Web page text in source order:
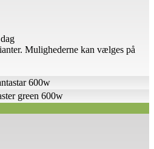
Mulighederne kan vælges på
600w
green 600w